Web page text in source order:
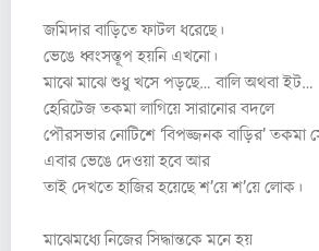
জমিদার বাড়িতে ফাটল ধরেছে।
ভেঙে ধ্বংসস্তূপ হয়নি এখনো।
মাঝে মাঝে শুধু খসে পড়ছে… বালি অথবা ইট…
হেরিটেজ তকমা লাগিয়ে সারানোর বদলে
পৌরসভার নোটিশে ‘বিপজ্জনক বাড়ির’ তকমা
এবার ভেঙে দেওয়া হবে আর
তাই দেখতে হাজির হয়েছে শ’য়ে শ’য়ে লোক।
মাঝেমধ্যে নিজের সিদ্ধান্তকে মনে হয়